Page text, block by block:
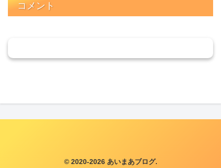
コメント
© 2020-2026 あいまあブログ.